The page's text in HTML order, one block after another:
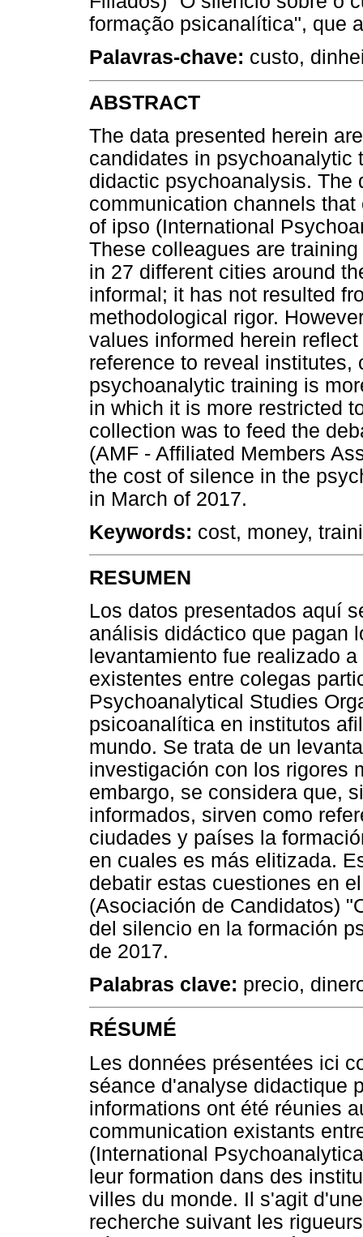
formação psicanalítica", que
Palavras-chave: custo,
ABSTRACT
The data presented herein
candidates in psychoanalytic
didactic psychoanalysis. The
communication channels
of ipso (International
These colleagues are
in 27 different cities around
informal; it has not resulted
methodological rigor.
values informed herein
reference to reveal
psychoanalytic training is
in which it is more restricted
collection was to feed the
(AMF - Affiliated Members
the cost of silence in the
in March of 2017.
Keywords: cost, money,
RESUMEN
Los datos presentados aquí
análisis didáctico que pagan
levantamiento fue realizado
existentes entre colegas
Psychoanalytical Studies
psicoanalítica en institutos
mundo. Se trata de un
investigación con los rigores
embargo, se considera que,
informados, sirven como
ciudades y países la
en cuales es más elitizada.
debatir estas cuestiones en
(Asociación de Candidatos)
del silencio en la formación
de 2017.
Palabras clave: precio,
RÉSUMÉ
Les données présentées ici
séance d'analyse didactique
informations ont été réunies
communication existants
(International
leur formation dans des
villes du monde. Il s'agit
recherche suivant les